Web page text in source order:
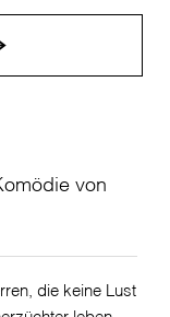
von
die keine Lust